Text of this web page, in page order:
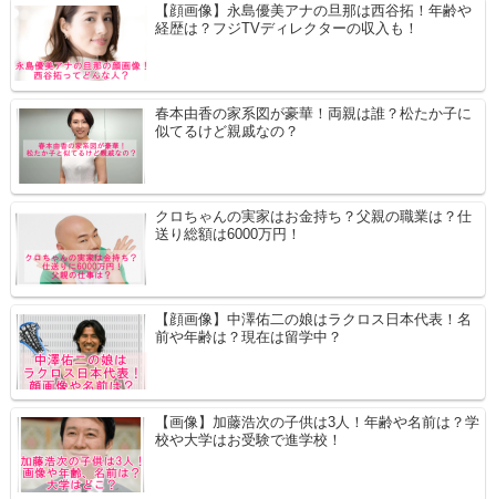
【顔画像】永島優美アナの旦那は西谷拓！年齢や
経歴は？フジTVディレクターの収入も！
春本由香の家系図が豪華！両親は誰？松たか子に
似てるけど親戚なの？
クロちゃんの実家はお金持ち？父親の職業は？仕
送り総額は6000万円！
【顔画像】中澤佑二の娘はラクロス日本代表！名
前や年齢は？現在は留学中？
【画像】加藤浩次の子供は3人！年齢や名前は？学
校や大学はお受験で進学校！